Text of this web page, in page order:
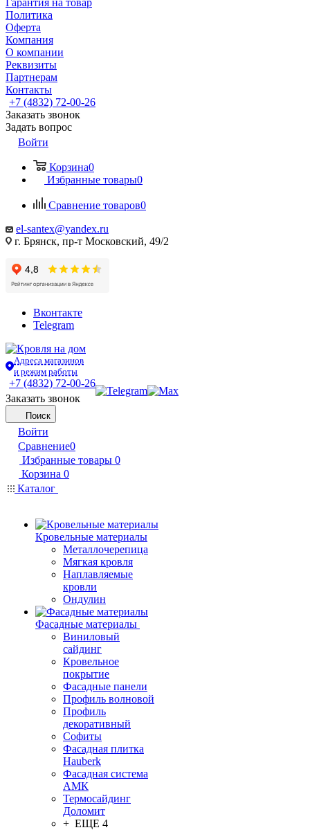
Гарантия на товар
Политика
Оферта
Компания
О компании
Реквизиты
Партнерам
Контакты
+7 (4832) 72-00-26
Заказать звонок
Задать вопрос
Войти
Корзина0
Избранные товары0
Сравнение товаров0
el-santex@yandex.ru
г. Брянск, пр-т Московский, 49/2
Вконтакте
Telegram
Адреса магазинов
и режим работы
+7 (4832) 72-00-26
Заказать звонок
Поиск
Войти
Сравнение0
Избранные товары 0
Корзина 0
Каталог
Кровельные материалы
Металлочерепица
Мягкая кровля
Наплавляемые
кровли
Ондулин
Фасадные материалы
Виниловый
сайдинг
Кровельное
покрытие
Фасадные панели
Профиль волновой
Профиль
декоративный
Софиты
Фасадная плитка
Hauberk
Фасадная система
АМК
Термосайдинг
Доломит
+ ЕЩЕ 4